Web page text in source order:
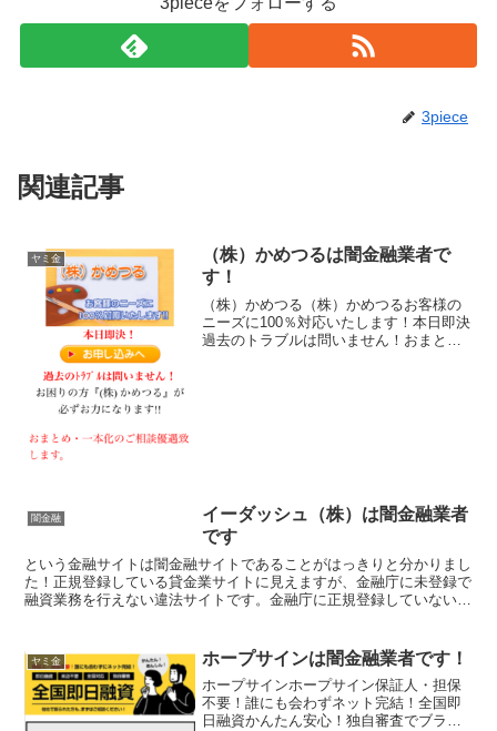
3piece
関連記事
ヤミ金
（株）かめつるは闇金融業者で
す！
（株）かめつる（株）かめつるお客様の
ニーズに100％対応いたします！本日即決
過去のトラブルは問いません！おまとめ
闇金融
イーダッシュ（株）は闇金融業者
です
という金融サイトは闇金融サイトであることがはっきりと分かりまし
た！正規登録している貸金業サイトに見えますが、金融庁に未登録で
融資業務を行えない違法サイトです。金融庁に正規登録していない未
ヤミ金 ホープサインは闇金融業者です！
ホープサインホープサイン保証人・担保
不要！誰にも会わずネット完結！全国即
日融資かんたん安心！独自審査でブラッ